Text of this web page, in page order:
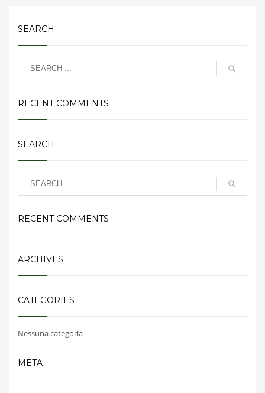
SEARCH
RECENT COMMENTS
SEARCH
RECENT COMMENTS
ARCHIVES
CATEGORIES
Nessuna categoria
META